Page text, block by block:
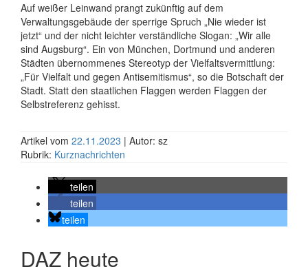
Auf weißer Leinwand prangt zukünftig auf dem
Verwaltungsgebäude der sperrige Spruch „Nie wieder ist
jetzt“ und der nicht leichter verständliche Slogan: „Wir alle
sind Augsburg“. Ein von München, Dortmund und anderen
Städten übernommenes Stereotyp der Vielfaltsvermittlung:
„Für Vielfalt und gegen Antisemitismus“, so die Botschaft der
Stadt. Statt den staatlichen Flaggen werden Flaggen der
Selbstreferenz gehisst.
Artikel vom 22.11.2023 | Autor: sz
Rubrik: Kurznachrichten
teilen
teilen
teilen
DAZ heute